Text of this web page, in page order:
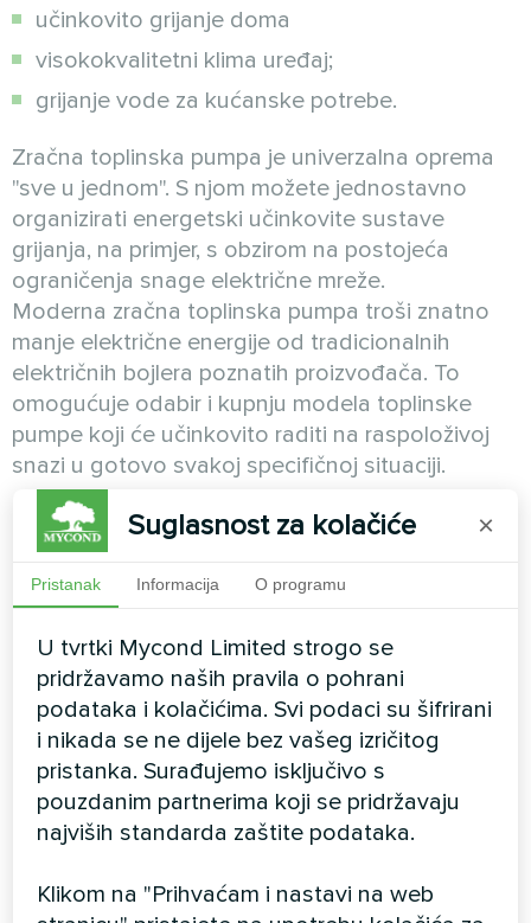
učinkovito grijanje doma
visokokvalitetni klima uređaj;
grijanje vode za kućanske potrebe.
Zračna toplinska pumpa je univerzalna oprema
"sve u jednom". S njom možete jednostavno
organizirati energetski učinkovite sustave
grijanja, na primjer, s obzirom na postojeća
ograničenja snage električne mreže.
Moderna zračna toplinska pumpa troši znatno
manje električne energije od tradicionalnih
električnih bojlera poznatih proizvođača. To
omogućuje odabir i kupnju modela toplinske
pumpe koji će učinkovito raditi na raspoloživoj
snazi u gotovo svakoj specifičnoj situaciji.
Toplinske pumpe, baš kao i električni bojleri, rade
na električnu mrežu. Ali su mnogostruko
učinkovitije i ovise o faktoru pretvorbe (COP)
određene toplinske pumpe. COP je omjer
primljene toplinske energije i količine električne
energije potrošene za rad kompresora. I dok
električni bojler proizvodi onoliko topline koliko i
troši električne energije, toplinska pumpa troši 3-
6 puta manje.
Na primjer, za proizvodnju 10 kWh topline,
geotermalnoj instalaciji potrebno je 2-2,5 kWh
električne energije - a njezin COP je 4-5. Kod
toplinskih pumpi zrak-voda, prosječni godišnji
Suglasnost za kolačiće ×
Pristanak Informacija O programu
U tvrtki Mycond Limited strogo se
pridržavamo naših pravila o pohrani
podataka i kolačićima. Svi podaci su šifrirani
i nikada se ne dijele bez vašeg izričitog
pristanka. Surađujemo isključivo s
pouzdanim partnerima koji se pridržavaju
najviših standarda zaštite podataka.
Klikom na "Prihvaćam i nastavi na web